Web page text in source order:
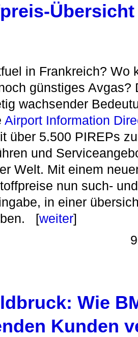
in Frankreich? Wo
günstiges Avgas?
wachsender
Airport Information
über 5.500 PIREPs
und
Welt. Mit einem
nun such-
in einer
[weiter]
Wie
Kunden